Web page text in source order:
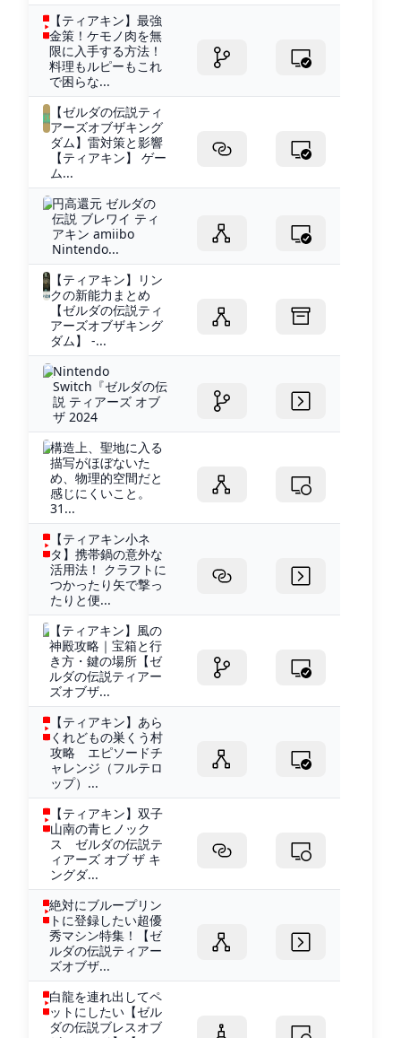
【ティアキン】最強
金策！ケモノ肉を無
限に入手する方法！
料理もルピーもこれ
で困らな...
【ゼルダの伝説ティ
アーズオブザキング
ダム】雷対策と影響
【ティアキン】 ゲー
ム...
円高還元 ゼルダの
伝説 ブレワイ ティ
アキン amiibo
Nintendo...
【ティアキン】リン
クの新能力まとめ
【ゼルダの伝説ティ
アーズオブザキング
ダム】 -...
Nintendo
Switch『ゼルダの伝
説 ティアーズ オブ
ザ 2024
構造上、聖地に入る
描写がほぼないた
め、物理的空間だと
感じにくいこと。
31...
【ティアキン小ネ
タ】携帯鍋の意外な
活用法！ クラフトに
つかったり矢で撃っ
たりと便...
【ティアキン】風の
神殿攻略｜宝箱と行
き方・鍵の場所【ゼ
ルダの伝説ティアー
ズオブザ...
【ティアキン】あら
くれどもの巣くう村
攻略 エピソードチ
ャレンジ（フルテロ
ップ）...
【ティアキン】双子
山南の青ヒノック
ス ゼルダの伝説テ
ィアーズ オブ ザ キ
ングダ...
絶対にブループリン
トに登録したい超優
秀マシン特集！【ゼ
ルダの伝説ティアー
ズオブザ...
白龍を連れ出してペ
ットにしたい【ゼル
ダの伝説ブレスオブ